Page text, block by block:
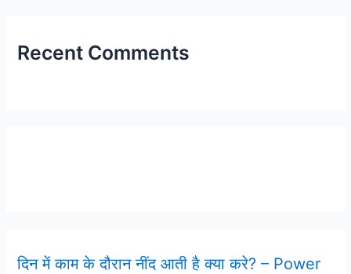
Recent Comments
दिन में काम के दौरान नींद आती है क्या करे? – Power